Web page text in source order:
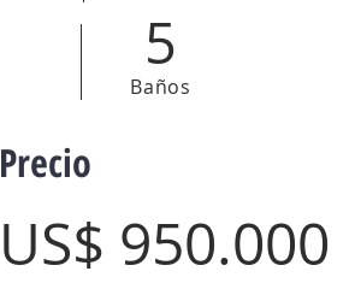
5
Baños
Precio
US$ 950.000